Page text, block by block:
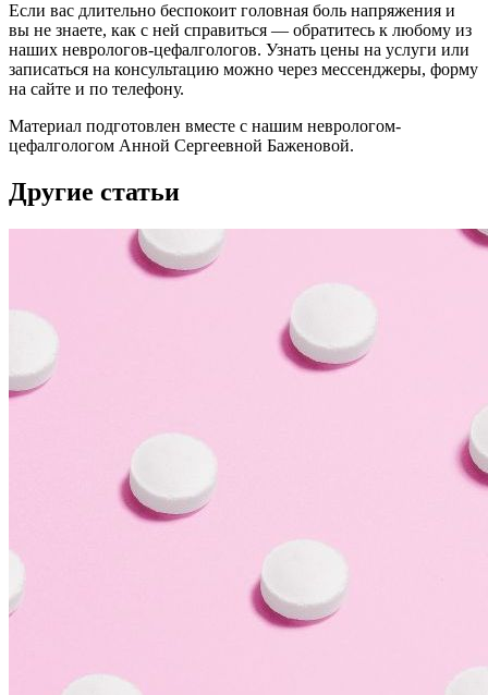
Если вас длительно беспокоит головная боль напряжения и
вы не знаете, как с ней справиться — обратитесь к любому из
наших неврологов-цефалгологов. Узнать цены на услуги или
записаться на консультацию можно через мессенджеры, форму
на сайте и по телефону.
Материал подготовлен вместе с нашим неврологом-
цефалгологом Анной Сергеевной Баженовой.
Другие статьи